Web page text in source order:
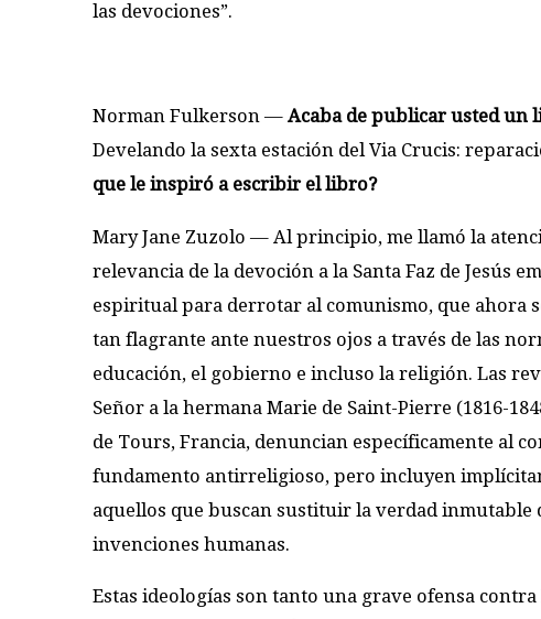
las devociones”.
Norman Fulkerson — Acaba de publicar usted un
Develando la sexta estación del Via Crucis:
que le inspiró a escribir el libro?
Mary Jane Zuzolo — Al principio, me llamó la
relevancia de la devoción a la Santa Faz de Jesús
espiritual para derrotar al comunismo, que ahora
tan flagrante ante nuestros ojos a través de las
educación, el gobierno e incluso la religión. Las
Señor a la hermana Marie de Saint-Pierre (1816-
de Tours, Francia, denuncian específicamente al
fundamento antirreligioso, pero incluyen
aquellos que buscan sustituir la verdad inmutable
invenciones humanas.
Estas ideologías son tanto una grave ofensa